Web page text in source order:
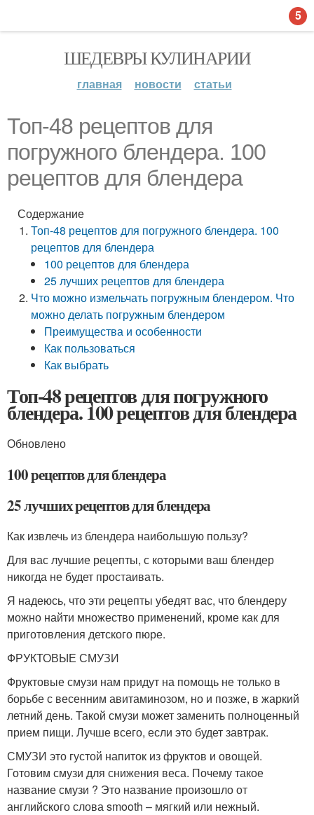
ШЕДЕВРЫ КУЛИНАРИИ
главная новости статьи
Топ-48 рецептов для
погружного блендера. 100
рецептов для блендера
Содержание
Топ-48 рецептов для погружного блендера. 100
рецептов для блендера
100 рецептов для блендера
25 лучших рецептов для блендера
Что можно измельчать погружным блендером. Что
можно делать погружным блендером
Преимущества и особенности
Как пользоваться
Как выбрать
Топ-48 рецептов для погружного
блендера. 100 рецептов для блендера
Обновлено
100 рецептов для блендера
25 лучших рецептов для блендера
Как извлечь из блендера наибольшую пользу?
Для вас лучшие рецепты, с которыми ваш блендер
никогда не будет простаивать.
Я надеюсь, что эти рецепты убедят вас, что блендеру
можно найти множество применений, кроме как для
приготовления детского пюре.
ФРУКТОВЫЕ СМУЗИ
Фруктовые смузи нам придут на помощь не только в
борьбе с весенним авитаминозом, но и позже, в жаркий
летний день. Такой смузи может заменить полноценный
прием пищи. Лучше всего, если это будет завтрак.
СМУЗИ это густой напиток из фруктов и овощей.
Готовим смузи для снижения веса. Почему такое
название смузи ? Это название произошло от
английского слова smooth – мягкий или нежный.
5